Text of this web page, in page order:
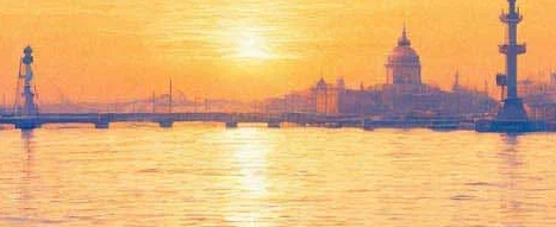
объявила о том, что представлений не будет до 30
по борьбе с коронавирусом. Обладателям билетов пообещали в
архивы театра по-прежнему будут доступны аудитории
презентация планировалась 26 апреля в самом театре,
будущего сезона.